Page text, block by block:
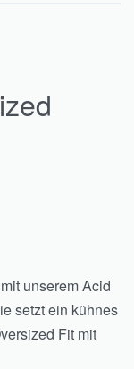
unserem Acid
setzt ein kühnes
Fit mit